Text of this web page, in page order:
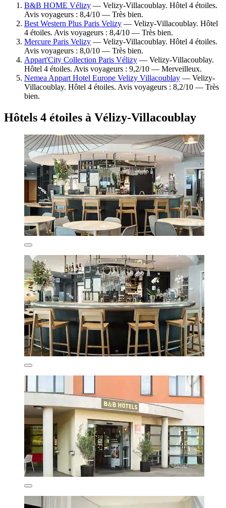
B&B HOME Vélizy — Velizy-Villacoublay. Hôtel 4 étoiles.
Avis voyageurs : 8,4/10 — Très bien.
Best Western Plus Paris Velizy — Velizy-Villacoublay. Hôtel
4 étoiles. Avis voyageurs : 8,4/10 — Très bien.
Mercure Paris Velizy — Velizy-Villacoublay. Hôtel 4 étoiles.
Avis voyageurs : 8,0/10 — Très bien.
Appart'City Collection Paris Vélizy — Velizy-Villacoublay.
Hôtel 4 étoiles. Avis voyageurs : 9,2/10 — Merveilleux.
Nemea Appart Hotel Europe Velizy Villacoublay — Velizy-
Villacoublay. Hôtel 4 étoiles. Avis voyageurs : 8,2/10 — Très
bien.
Hôtels 4 étoiles à Vélizy-Villacoublay